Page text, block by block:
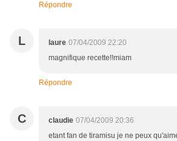
Répondre
L laure 07/04/2009 22:20
magnifique recette!!miam
Répondre
C claudie 07/04/2009 20:36
etant fan de tiramisu je ne peux